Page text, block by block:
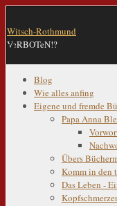
Witsch-Rothmund
VeRBOTeN!?
Blog
Wie alles anfing
Eigene und fremde
Papa Anna
Übers
Komm in den
Das Leben -